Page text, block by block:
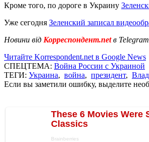
Кроме того, по дороге в Украину
Уже сегодня Зеленский записал
Новини від Корреспондент.netв
Читайте Korrespondent.net в Google News
СПЕЦТЕМА: Война России с Украиной
ТЕГИ: Украина, война, президент,
Если вы заметили ошибку, выделите